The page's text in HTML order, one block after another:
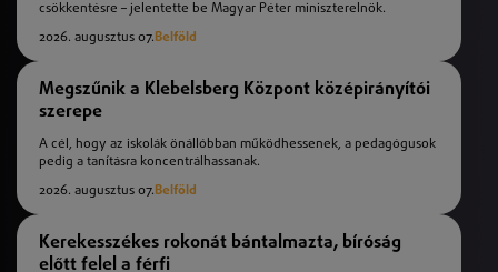
csökkentésre – jelentette be Magyar Péter miniszterelnök.
2026. augusztus 07.Belföld
Megszűnik a Klebelsberg Központ középirányítói
szerepe
A cél, hogy az iskolák önállóbban működhessenek, a pedagógusok
pedig a tanításra koncentrálhassanak.
2026. augusztus 07.Belföld
Kerekesszékes rokonát bántalmazta, bíróság
előtt felel a férfi